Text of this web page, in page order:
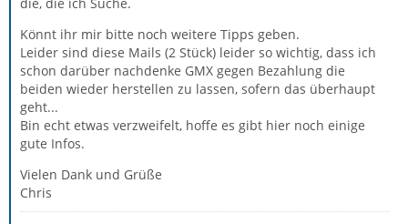
Könnt ihr mir bitte noch weitere Tipps geben.
Leider sind diese Mails (2 Stück) leider so wichtig, dass ich
schon darüber nachdenke GMX gegen Bezahlung die
beiden wieder herstellen zu lassen, sofern das überhaupt
geht...
Bin echt etwas verzweifelt, hoffe es gibt hier noch einige
gute Infos.
Vielen Dank und Grüße
Chris